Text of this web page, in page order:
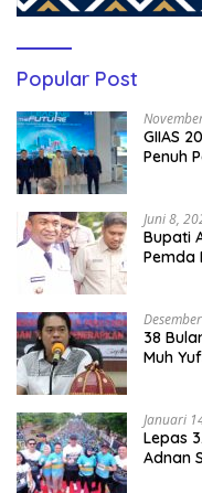
Popular Post
GIIAS
Penuh
Juni 8,
Bupati
Pemda
38
Muh
Januari
Lepas
Adnan